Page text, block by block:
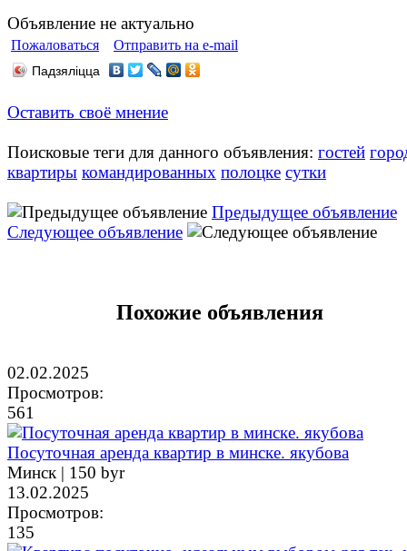
Объявление не актуально
Пожаловаться Отправить на e-mail
Падзяліцца
Оставить своё мнение
Поисковые теги для данного объявления: гостей
квартиры командированных полоцке сутки
Предыдущее объявление
Следующее объявление
Похожие объявления
02.02.2025
Просмотров:
561
Посуточная аренда квартир в минске. якубова
Минск | 150 byr
13.02.2025
Просмотров:
135